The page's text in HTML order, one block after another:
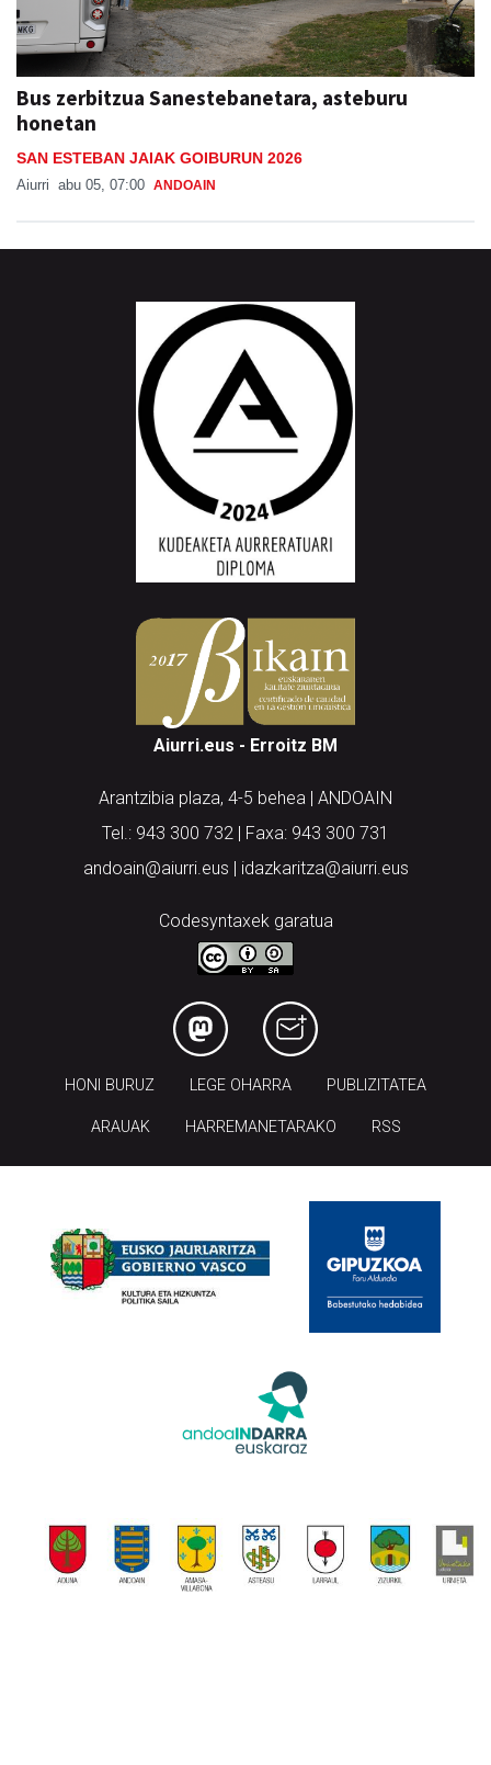
Bus zerbitzua Sanestebanetara, asteburu
honetan
SAN ESTEBAN JAIAK GOIBURUN 2026
Aiurri abu 05, 07:00 ANDOAIN
Aiurri.eus - Erroitz BM
Arantzibia plaza, 4-5 behea | ANDOAIN
Tel.: 943 300 732 | Faxa: 943 300 731
andoain@aiurri.eus | idazkaritza@aiurri.eus
Codesyntaxek garatua
HONI BURUZ LEGE OHARRA PUBLIZITATEA
ARAUAK HARREMANETARAKO RSS